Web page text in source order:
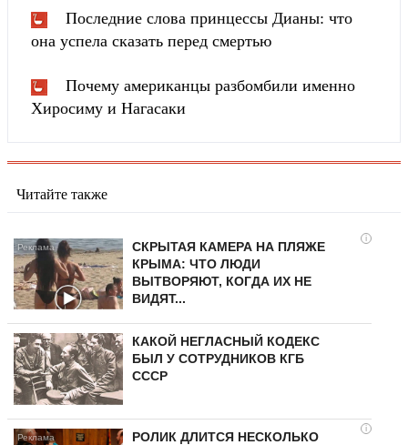
Последние слова принцессы Дианы: что
она успела сказать перед смертью
Почему американцы разбомбили именно
Хиросиму и Нагасаки
Читайте также
i
СКРЫТАЯ КАМЕРА НА ПЛЯЖЕ
КРЫМА: ЧТО ЛЮДИ
ВЫТВОРЯЮТ, КОГДА ИХ НЕ
ВИДЯТ...
КАКОЙ НЕГЛАСНЫЙ КОДЕКС
БЫЛ У СОТРУДНИКОВ КГБ
СССР
i
РОЛИК ДЛИТСЯ НЕСКОЛЬКО